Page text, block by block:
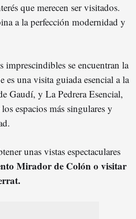
que merecen ser visitados.
a la perfección modernidad y
imprescindibles se encuentran la
es una visita guiada esencial a la
Gaudí, y La Pedrera Esencial,
espacios más singulares y
unas vistas espectaculares
Mirador de Colón o visitar